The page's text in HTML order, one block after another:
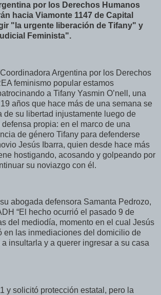
por los Derechos Humanos
hacia Viamonte 1147 de Capital
"la urgente liberación de Tifany" y
Feminista".
Argentina por los Derechos
feminismo popular estamos
a Tifany Yasmin O’nell, una
años que hace más de una semana se
de su libertad injustamente luego de
propia: en el marco de una
de género Tifany para defenderse
Jesús Ibarra, quien desde hace más
hostigando, acosando y golpeando por
su noviazgo con él.
abogada defensora Samanta Pedrozo,
“El hecho ocurrió el pasado 9 de
del mediodía, momento en el cual Jesús
en las inmediaciones del domicilio de
insultarla y a querer ingresar a su casa
y solicitó protección estatal, pero la